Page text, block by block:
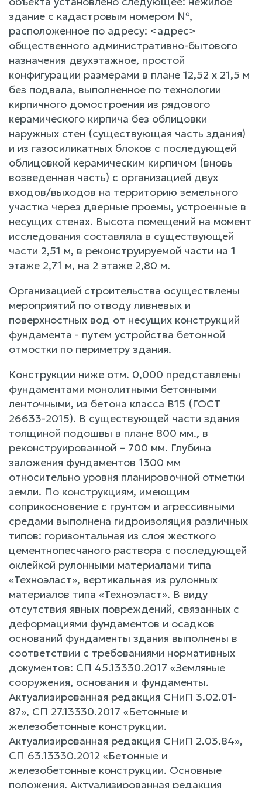
здание с кадастровым номером №,
расположенное по адресу: <адрес>
общественного административно-бытового
назначения двухэтажное, простой
конфигурации размерами в плане 12,52 х 21,5 м
без подвала, выполненное по технологии
кирпичного домостроения из рядового
керамического кирпича без облицовки
наружных стен (существующая часть здания)
и из газосиликатных блоков с последующей
облицовкой керамическим кирпичом (вновь
возведенная часть) с организацией двух
входов/выходов на территорию земельного
участка через дверные проемы, устроенные в
несущих стенах. Высота помещений на момент
исследования составляла в существующей
части 2,51 м, в реконструируемой части на 1
этаже 2,71 м, на 2 этаже 2,80 м.
Организацией строительства осуществлены
мероприятий по отводу ливневых и
поверхностных вод от несущих конструкций
фундамента - путем устройства бетонной
отмостки по периметру здания.
Конструкции ниже отм. 0,000 представлены
фундаментами монолитными бетонными
ленточными, из бетона класса В15 (ГОСТ
26633-2015). В существующей части здания
толщиной подошвы в плане 800 мм., в
реконструированной – 700 мм. Глубина
заложения фундаментов 1300 мм
относительно уровня планировочной отметки
земли. По конструкциям, имеющим
соприкосновение с грунтом и агрессивными
средами выполнена гидроизоляция различных
типов: горизонтальная из слоя жесткого
цементнопесчаного раствора с последующей
оклейкой рулонными материалами типа
«Техноэласт», вертикальная из рулонных
материалов типа «Техноэласт». В виду
отсутствия явных повреждений, связанных с
деформациями фундаментов и осадков
оснований фундаменты здания выполнены в
соответствии с требованиями нормативных
документов: СП 45.13330.2017 «Земляные
сооружения, основания и фундаменты.
Актуализированная редакция СНиП 3.02.01-
87», СП 27.13330.2017 «Бетонные и
железобетонные конструкции.
Актуализированная редакция СНиП 2.03.84»,
СП 63.13330.2012 «Бетонные и
железобетонные конструкции. Основные
положения. Актуализированная редакция